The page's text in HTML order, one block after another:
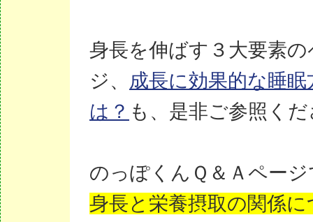
身長を伸ばす３大要素の
ジ、 成長に効果的な睡眠
は？ も、是非ご参照く
のっぽくんＱ＆Ａペー
身長と栄養摂取の関係